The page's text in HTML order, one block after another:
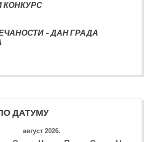
КОНКУРС
– ДАН ГРАДА
ДАТУМУ
август 2026.